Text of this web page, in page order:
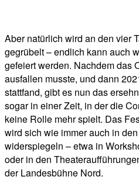
Aber natürlich wird an den vier
gegrübelt – endlich kann auch
gefeiert werden. Nachdem das
ausfallen musste, und dann
stattfand, gibt es nun das
sogar in einer Zeit, in der die
keine Rolle mehr spielt. Das
wird sich wie immer auch in
widerspiegeln – etwa in
oder in den
der Landesbühne Nord.